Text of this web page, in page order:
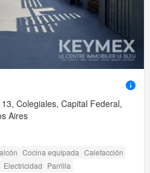
Colegiales, Capital Federal,
Aires
Cocina equipada Calefacción
Electricidad Parrilla